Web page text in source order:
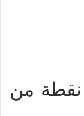
نقطة من